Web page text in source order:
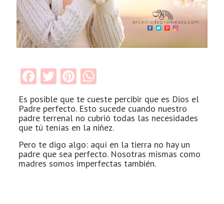
Facebook
TwitterPinterest
WhatsApp
Es posible que te cueste percibir que es Dios el
Padre perfecto. Esto sucede cuando nuestro
padre terrenal no cubrió todas las necesidades
que tú tenías en la niñez.
Pero te digo algo: aquí en la tierra no hay un
padre que sea perfecto. Nosotras mismas como
madres somos imperfectas también.